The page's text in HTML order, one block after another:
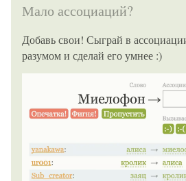
Мало ассоциаций?
Добавь свои! Сыграй в
разумом и сделай его умнее :)